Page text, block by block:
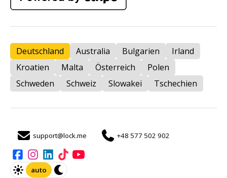
Deutschland Australia Bulgarien
Irland
Kroatien
Malta Österreich
Polen
Schweden
Schweiz Slowakei Tschechien
support@lock.me +48 577 502 902
auto